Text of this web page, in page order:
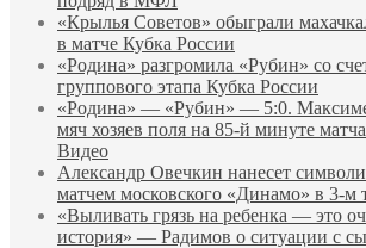
«Крылья Советов» обыграли
в матче Кубка России
«Родина» разгромила «Рубин» со
группового этапа Кубка России
«Родина» — «Рубин» — 5:0.
мяч хозяев поля на 85‑й минуте
Видео
Александр Овечкин нанесет
матчем московского «Динамо» в
«Выливать грязь на ребенка — это
история» — Радимов о ситуации с